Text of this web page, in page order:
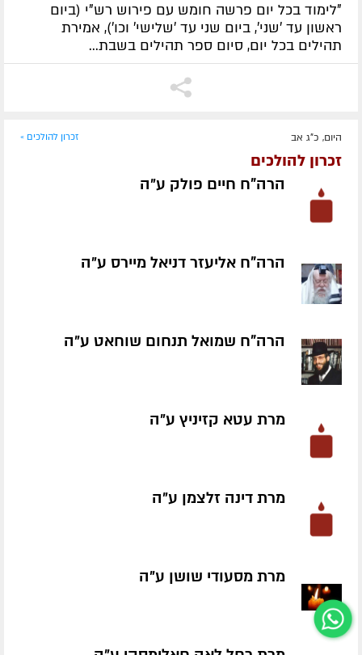
"לימוד בכל יום פרשה חומש עם פירוש רש"י (ביום
ראשון עד 'שני', ביום שני עד 'שלישי' וכו'), אמירת
תהילים בכל יום, סיום ספר תהילים בשבת...
היום, כ"ג אב זכרון להולכים »
זכרון להולכים
הרה"ח חיים פולק ע״ה
הרה"ח אליעזר דניאל מיירס ע״ה
הרה"ח שמואל תנחום שוחאט ע״ה
מרת עטא קזיניץ ע״ה
מרת דינה זלצמן ע״ה
מרת מסעודי שושן ע״ה